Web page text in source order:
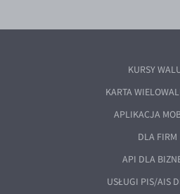
KURSY
KARTA
APLIKACJA
DLA FIRM
API DLA
USŁUGI PIS/AIS